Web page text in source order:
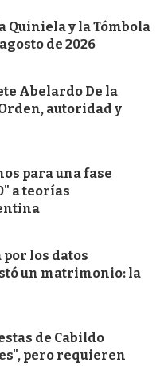
Quiniela y la Tómbola
de 2026
Abelardo De la
autoridad y
para una fase
a teorías
los datos
un matrimonio: la
de Cabildo
pero requieren